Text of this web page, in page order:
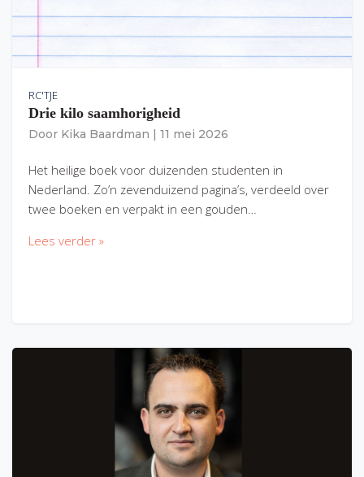
RC'TJE
Drie kilo saamhorigheid
Door Kika Baardman 11 mei 2026
Het heilige boek voor duizenden studenten in
Nederland. Zo’n zevenduizend pagina’s, verdeeld over
twee boeken en verpakt in een gouden…
Lees verder »